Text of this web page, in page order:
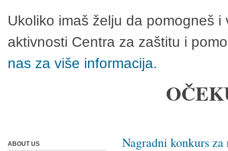
Ukoliko imaš želju da pomogneš
aktivnosti Centra za zaštitu i
nas za više informacija.
Nagradni konkurs za
ABOUT US